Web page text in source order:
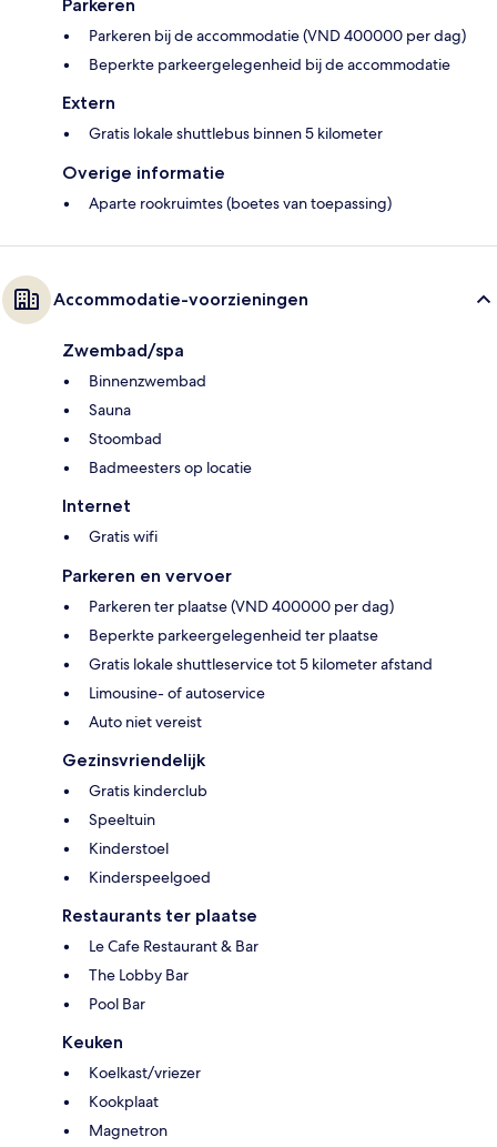
Parkeren
Parkeren bij de accommodatie (VND 400000 per dag)
Beperkte parkeergelegenheid bij de accommodatie
Extern
Gratis lokale shuttlebus binnen 5 kilometer
Overige informatie
Aparte rookruimtes (boetes van toepassing)
Accommodatie-voorzieningen
Zwembad/spa
Binnenzwembad
Sauna
Stoombad
Badmeesters op locatie
Internet
Gratis wifi
Parkeren en vervoer
Parkeren ter plaatse (VND 400000 per dag)
Beperkte parkeergelegenheid ter plaatse
Gratis lokale shuttleservice tot 5 kilometer afstand
Limousine- of autoservice
Auto niet vereist
Gezinsvriendelijk
Gratis kinderclub
Speeltuin
Kinderstoel
Kinderspeelgoed
Restaurants ter plaatse
Le Cafe Restaurant & Bar
The Lobby Bar
Pool Bar
Keuken
Koelkast/vriezer
Kookplaat
Magnetron